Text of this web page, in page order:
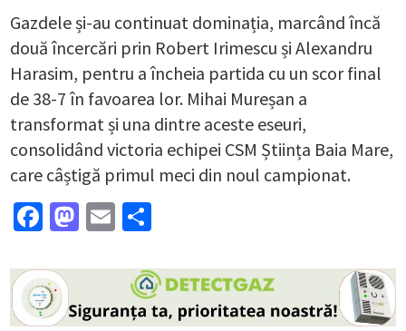
Gazdele și-au continuat dominația, marcând încă
două încercări prin Robert Irimescu și Alexandru
Harasim, pentru a încheia partida cu un scor final
de 38-7 în favoarea lor. Mihai Mureșan a
transformat și una dintre aceste eseuri,
consolidând victoria echipei CSM Știința Baia Mare,
care câștigă primul meci din noul campionat.
Facebook
Mastodon
Email